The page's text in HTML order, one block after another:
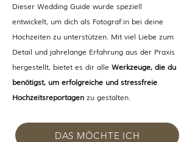
Dieser Wedding Guide wurde speziell
entwickelt, um dich als Fotograf:in bei deine
Hochzeiten zu unterstützen. Mit viel Liebe zum
Detail und jahrelange Erfahrung aus der Praxis
hergestellt, bietet es dir alle Werkzeuge, die du
benötigst, um erfolgreiche und stressfreie
Hochzeitsreportagen zu gestalten.
DAS MÖCHTE ICH